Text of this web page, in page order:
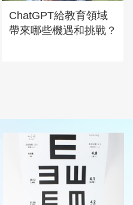
ChatGPT給教育領域
帶來哪些機遇和挑戰？